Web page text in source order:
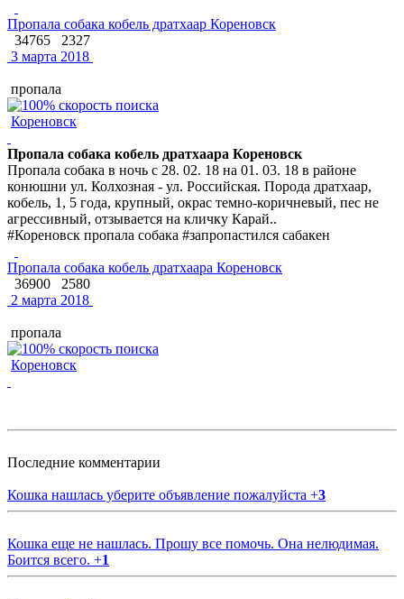
Пропала собака кобель дратхаар Кореновск
34765
2327
3 марта 2018
пропала
Кореновск
Пропала собака кобель дратхаара Кореновск
Пропала собака в ночь с 28. 02. 18 на 01. 03. 18 в районе
конюшни ул. Колхозная - ул. Российская. Порода дратхаар,
кобель, 1, 5 года, крупный, окрас темно-коричневый, пес не
агрессивный, отзывается на кличку Карай..
#Кореновск пропала собака #запропастился сабакен
Пропала собака кобель дратхаара Кореновск
36900
2580
2 марта 2018
пропала
Кореновск
Последние комментарии
Кошка нашлась уберите объявление пожалуйста +3
Кошка еще не нашлась. Прошу все помочь. Она нелюдимая.
Боится всего. +1